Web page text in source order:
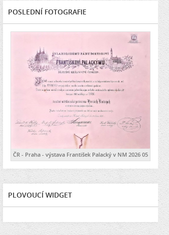
POSLEDNÍ FOTOGRAFIE
ČR - Praha - výstava František Palacký v NM 2026 05
PLOVOUCÍ WIDGET